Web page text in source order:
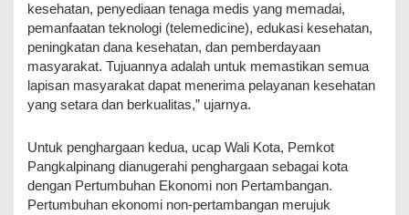
kesehatan, penyediaan tenaga medis yang memadai,
pemanfaatan teknologi (telemedicine), edukasi kesehatan,
peningkatan dana kesehatan, dan pemberdayaan
masyarakat. Tujuannya adalah untuk memastikan semua
lapisan masyarakat dapat menerima pelayanan kesehatan
yang setara dan berkualitas,” ujarnya.
Untuk penghargaan kedua, ucap Wali Kota, Pemkot
Pangkalpinang dianugerahi penghargaan sebagai kota
dengan Pertumbuhan Ekonomi non Pertambangan.
Pertumbuhan ekonomi non-pertambangan merujuk